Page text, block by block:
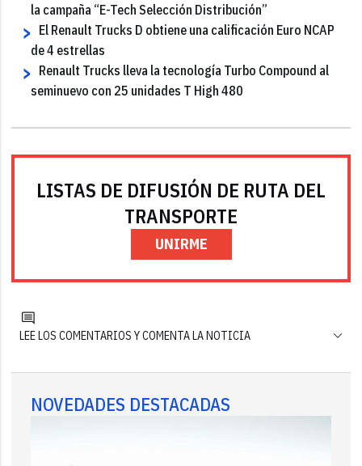
la campaña “E-Tech Selección Distribución”
El Renault Trucks D obtiene una calificación Euro NCAP
de 4 estrellas
Renault Trucks lleva la tecnología Turbo Compound al
seminuevo con 25 unidades T High 480
LISTAS DE DIFUSIÓN DE RUTA DEL
TRANSPORTE
UNIRME
LEE LOS COMENTARIOS Y COMENTA LA NOTICIA
NOVEDADES DESTACADAS